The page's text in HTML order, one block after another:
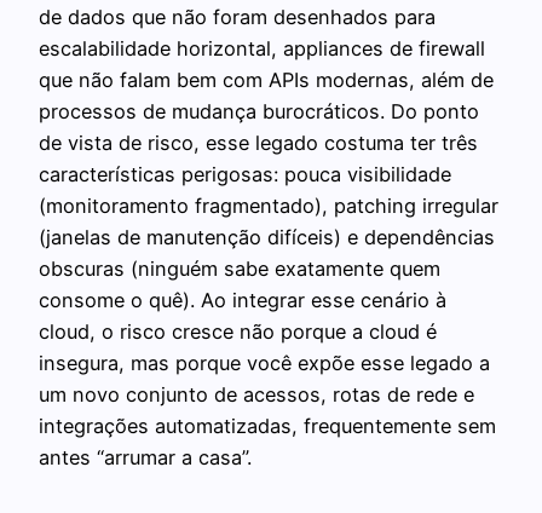
de dados que não foram desenhados para
escalabilidade horizontal, appliances de firewall
que não falam bem com APIs modernas, além de
processos de mudança burocráticos. Do ponto
de vista de risco, esse legado costuma ter três
características perigosas: pouca visibilidade
(monitoramento fragmentado), patching irregular
(janelas de manutenção difíceis) e dependências
obscuras (ninguém sabe exatamente quem
consome o quê). Ao integrar esse cenário à
cloud, o risco cresce não porque a cloud é
insegura, mas porque você expõe esse legado a
um novo conjunto de acessos, rotas de rede e
integrações automatizadas, frequentemente sem
antes “arrumar a casa”.